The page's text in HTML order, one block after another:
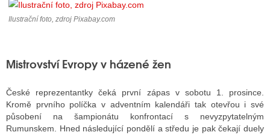
TELEVIZE
VYSÍLAČE
INTERNET
RÁDIA
Ilustrační foto, zdroj Pixabay.com
Mistrovství Evropy v házené žen
České reprezentantky čeká první zápas v sobotu 1. prosince.
Kromě prvního políčka v adventním kalendáři tak otevřou i své
působení na šampionátu konfrontací s nevyzpytatelným
Rumunskem. Hned následující pondělí a středu je pak čekají duely